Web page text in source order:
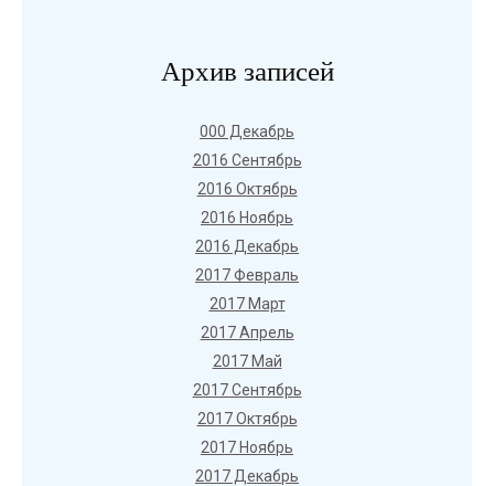
Архив записей
000 Декабрь
2016 Сентябрь
2016 Октябрь
2016 Ноябрь
2016 Декабрь
2017 Февраль
2017 Март
2017 Апрель
2017 Май
2017 Сентябрь
2017 Октябрь
2017 Ноябрь
2017 Декабрь